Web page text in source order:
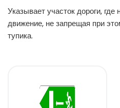
Указывает участок дороги,
движение, не запрещая при
тупика.